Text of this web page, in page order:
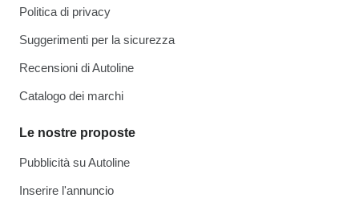
Politica di privacy
Suggerimenti per la sicurezza
Recensioni di Autoline
Catalogo dei marchi
Le nostre proposte
Pubblicità su Autoline
Inserire l'annuncio